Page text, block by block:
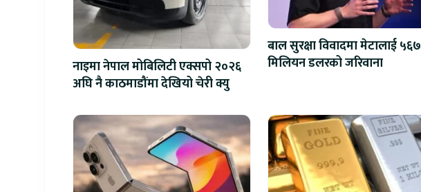
नाइमा नेपाल मोबिलिटी एक्सपो २०२६
अघि नै काठमाडौंमा देखियो चेरी क्यु
बाल सुरक्षा विवादमा मेटालाई ५६७
मिलियन डलरको जरिवाना